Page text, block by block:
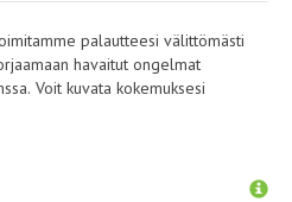
palautteesi välittömästi
ongelmat
Voit kuvata kokemuksesi